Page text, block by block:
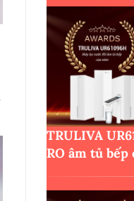
TRULIVA
RO âm tủ bếp